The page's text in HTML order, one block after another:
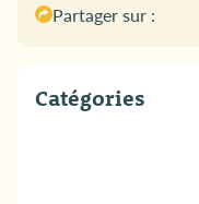
Partager sur :
Catégories